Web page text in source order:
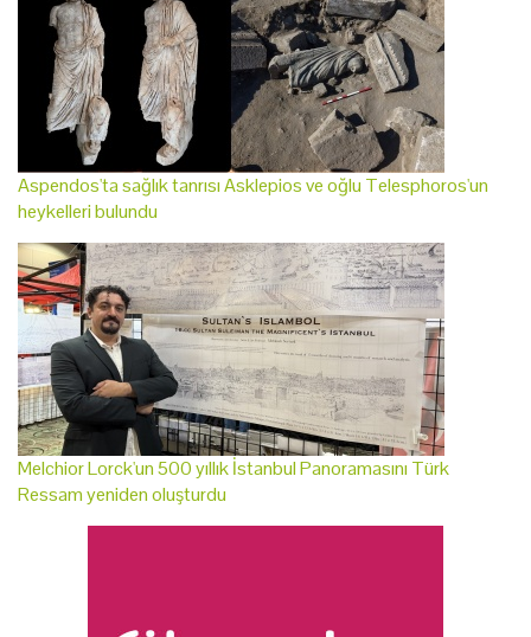
Aspendos'ta sağlık tanrısı Asklepios ve oğlu Telesphoros'un
heykelleri bulundu
Melchior Lorck'un 500 yıllık İstanbul Panoramasını Türk
Ressam yeniden oluşturdu